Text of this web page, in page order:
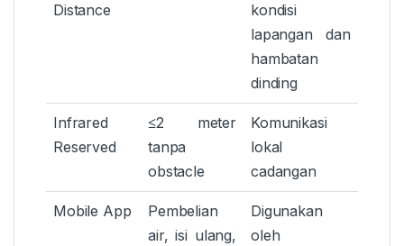
Distance
kondisi
lapangan dan
hambatan
dinding
Infrared
Reserved
≤2 meter
tanpa
obstacle
Komunikasi
lokal
cadangan
Mobile App
Pembelian
air, isi ulang,
Digunakan
oleh